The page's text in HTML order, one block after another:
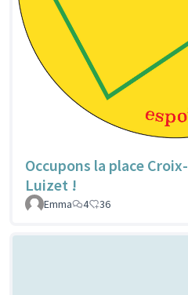
Occupons la place Croix-
Luizet !
Emma
4 36